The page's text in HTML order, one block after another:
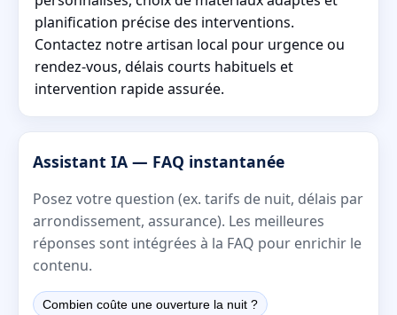
planification précise des interventions.
Contactez notre artisan local pour urgence ou
rendez-vous, délais courts habituels et
intervention rapide assurée.
Assistant IA — FAQ instantanée
Posez votre question (ex. tarifs de nuit, délais par
arrondissement, assurance). Les meilleures
réponses sont intégrées à la FAQ pour enrichir le
contenu.
Combien coûte une ouverture la nuit ?